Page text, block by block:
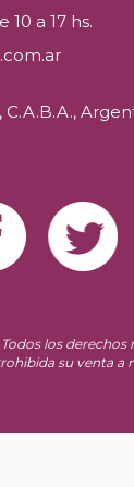
10 a 17 hs.
los derechos
su venta a